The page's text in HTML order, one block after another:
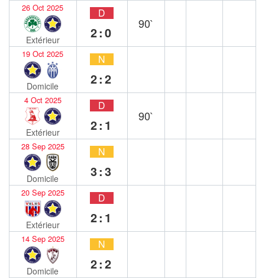
26 Oct 2025
Extérieur
D
2:0
90`
19 Oct 2025
Domicile
N
2:2
4 Oct 2025
Extérieur
D
2:1
90`
28 Sep 2025
Domicile
N
3:3
20 Sep 2025
Extérieur
D
2:1
14 Sep 2025
Domicile
N
2:2